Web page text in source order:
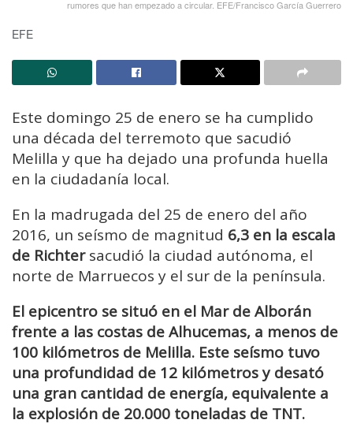
rumores que han empezado a circular. EFE/Francisco García Guerrero
EFE
Este domingo 25 de enero se ha cumplido
una década del terremoto que sacudió
Melilla y que ha dejado una profunda huella
en la ciudadanía local.
En la madrugada del 25 de enero del año
2016, un seísmo de magnitud 6,3 en la escala
de Richtersacudió la ciudad autónoma, el
norte de Marruecos y el sur de la península.
El epicentro se situó en el Mar de Alborán
frente a las costas de Alhucemas, a menos de
100 kilómetros de Melilla. Este seísmo tuvo
una profundidad de 12 kilómetros y desató
una gran cantidad de energía, equivalente a
la explosión de 20.000 toneladas de TNT.